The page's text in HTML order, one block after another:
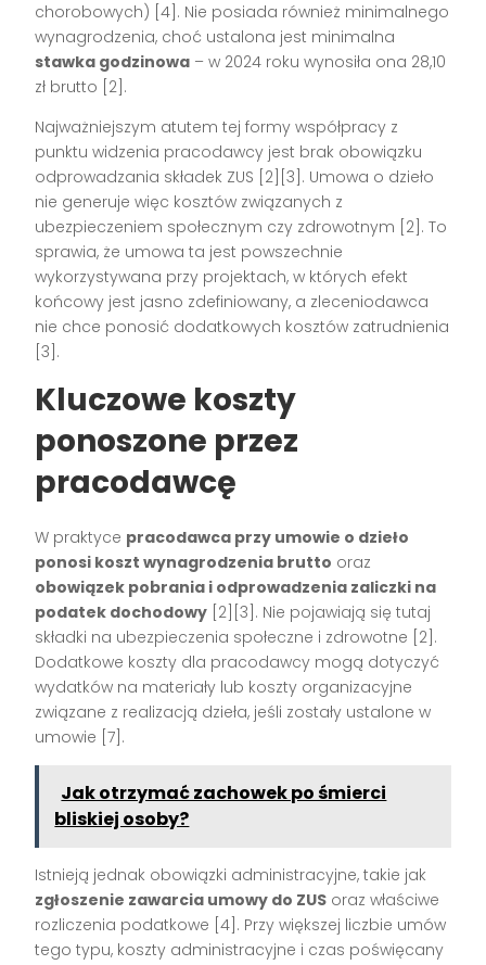
chorobowych) [4] . Nie posiada również minimalnego
wynagrodzenia, choć ustalona jest minimalna
stawka godzinowa – w 2024 roku wynosiła ona 28,10
zł brutto [2] .
Najważniejszym atutem tej formy współpracy z
punktu widzenia pracodawcy jest brak obowiązku
odprowadzania składek ZUS [2][3] . Umowa o dzieło
nie generuje więc kosztów związanych z
ubezpieczeniem społecznym czy zdrowotnym [2] . To
sprawia, że umowa ta jest powszechnie
wykorzystywana przy projektach, w których efekt
końcowy jest jasno zdefiniowany, a zleceniodawca
nie chce ponosić dodatkowych kosztów zatrudnienia
[3] .
Kluczowe koszty
ponoszone przez
pracodawcę
W praktyce pracodawca przy umowie o dzieło
ponosi koszt wynagrodzenia brutto oraz
obowiązek pobrania i odprowadzenia zaliczki na
podatek dochodowy [2][3] . Nie pojawiają się tutaj
składki na ubezpieczenia społeczne i zdrowotne [2] .
Dodatkowe koszty dla pracodawcy mogą dotyczyć
wydatków na materiały lub koszty organizacyjne
związane z realizacją dzieła, jeśli zostały ustalone w
umowie [7] .
Jak otrzymać zachowek po śmierci
bliskiej osoby?
Istnieją jednak obowiązki administracyjne, takie jak
zgłoszenie zawarcia umowy do ZUS oraz właściwe
rozliczenia podatkowe [4] . Przy większej liczbie umów
tego typu, koszty administracyjne i czas poświęcany